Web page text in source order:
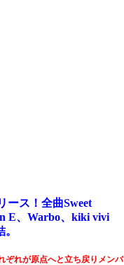
ース！全曲Sweet
E、Warbo、kiki vivi
ぞれが原点へと立ち戻りメンバ